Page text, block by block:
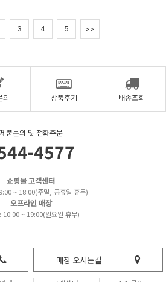
3 4 5 >>
의 상품후기 배송조회
제품문의 및 전화주문
4577
쇼핑몰 고객센터
~ 18:00(주말, 공휴일 휴무)
오프라인 매장
10:00 ~ 19:00(일요일 휴무)
매장 오시는길